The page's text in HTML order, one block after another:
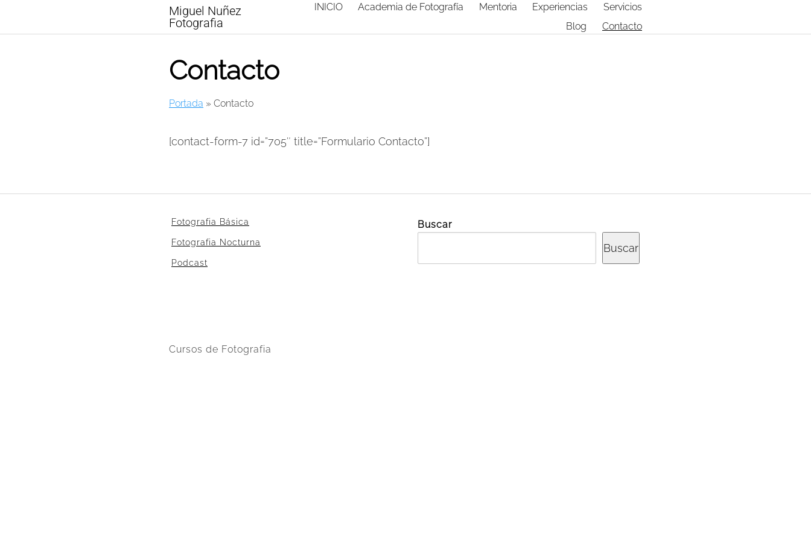
content
Miguel Nuñez
Fotografia
INICIO Academia de Fotografía Mentoria Experiencias
Servicios
Blog
Contacto
Contacto
Portada » Contacto
[contact-form-7 id=”705″ title=”Formulario Contacto”]
Fotografia Básica
Fotografia Nocturna
Podcast
Buscar
Buscar
Cursos de Fotografia